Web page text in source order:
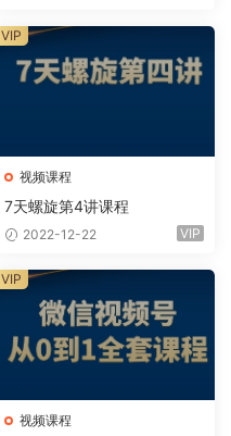
视频课程
7天螺旋第4讲课程
2022-12-22 VIP
VIP
视频课程
VIP